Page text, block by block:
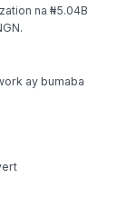
na ₦5.04B
ay bumaba